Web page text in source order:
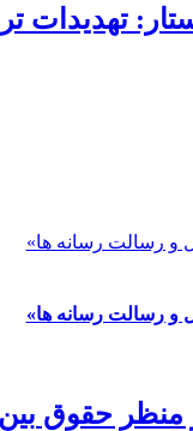
تهدیدات
و رسالت رسانه ها»
و رسالت رسانه ها»
منظر حقوق